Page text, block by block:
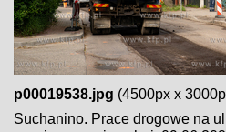
p00019538.jpg (4500px x
Suchanino. Prace drogowe na